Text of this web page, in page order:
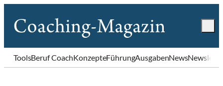
ToolsBeruf CoachKonzepteFührungAusgabenNews